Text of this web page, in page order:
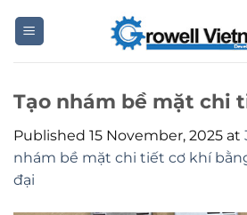
Tạo nhám bề mặt chi
Published 15 November, 2025 at
nhám bề mặt chi tiết cơ khí
đại